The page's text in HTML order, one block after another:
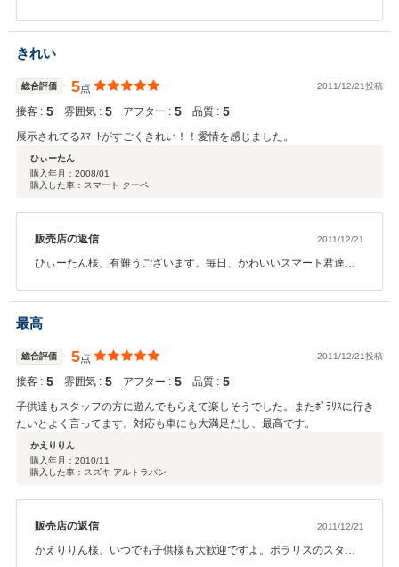
きれい
総合評価 5点 2011/12/21投稿
接客 : 5 雰囲気 : 5 アフター : 5 品質 : 5
展示されてるｽﾏｰﾄがすごくきれい！！愛情を感じました。
ひぃーたん
購入年月： 2008/01
購入した車：スマート クーペ
販売店の返信 2011/12/21
ひぃーたん様、有難うございます。毎日、かわいいスマート君達を
り可愛がってくださいね～。
最高
総合評価 5点 2011/12/21投稿
接客 : 5 雰囲気 : 5 アフター : 5 品質 : 5
子供達もスタッフの方に遊んでもらえて楽しそうでした。またﾎﾟﾗﾘｽに行き
たいとよく言ってます。対応も車にも大満足だし、最高です。
かえりりん
購入年月： 2010/11
購入した車：スズキ アルトラパン
販売店の返信 2011/12/21
かえりりん様、いつでも子供様も大歓迎ですよ。ポラリスのスタッ